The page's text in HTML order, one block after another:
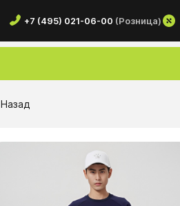
+7 (495) 021-06-00 (Розница)
Назад